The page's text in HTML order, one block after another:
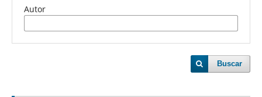
Autor
Buscar